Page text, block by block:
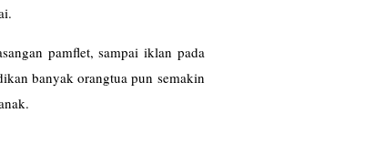
pamflet, sampai iklan pada
banyak orangtua pun semakin